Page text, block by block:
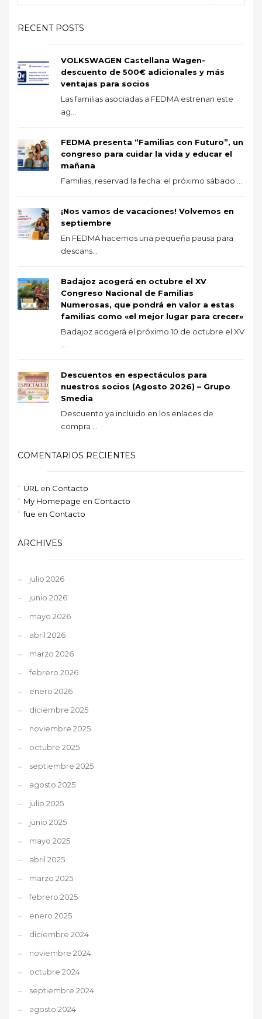
RECENT POSTS
VOLKSWAGEN Castellana Wagen-
descuento de 500€ adicionales y más
ventajas para socios
Las familias asociadas a FEDMA estrenan este
ag...
FEDMA presenta “Familias con Futuro”, un
congreso para cuidar la vida y educar el
mañana
Familias, reservad la fecha: el próximo sábado ...
¡Nos vamos de vacaciones! Volvemos en
septiembre
En FEDMA hacemos una pequeña pausa para
descans...
Badajoz acogerá en octubre el XV
Congreso Nacional de Familias
Numerosas, que pondrá en valor a estas
familias como «el mejor lugar para crecer»
Badajoz acogerá el próximo 10 de octubre el XV
Descuentos en espectáculos para
nuestros socios (Agosto 2026) – Grupo
Smedia
Descuento ya incluido en los enlaces de
compra ...
COMENTARIOS RECIENTES
URL en Contacto
My Homepage en Contacto
fue en Contacto
ARCHIVES
julio 2026
junio 2026
mayo 2026
abril 2026
marzo 2026
febrero 2026
enero 2026
diciembre 2025
noviembre 2025
octubre 2025
septiembre 2025
agosto 2025
julio 2025
junio 2025
mayo 2025
abril 2025
marzo 2025
febrero 2025
enero 2025
diciembre 2024
noviembre 2024
octubre 2024
septiembre 2024
agosto 2024